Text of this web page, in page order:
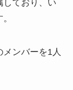
しており、い
ンバーを1人